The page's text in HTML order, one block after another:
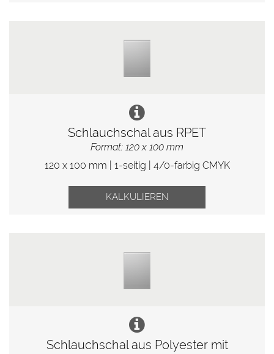
Schlauchschal aus RPET
Format: 120 x 100 mm
120 x 100 mm | 1-seitig | 4/0-farbig CMYK
KALKULIEREN
Schlauchschal aus Polyester mit